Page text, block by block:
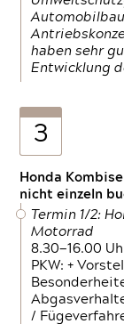
haben sehr
Entwicklung
3
Honda
nicht einzeln
Termin 1/2:
Motorrad
8.30—16.00
PKW: +
/